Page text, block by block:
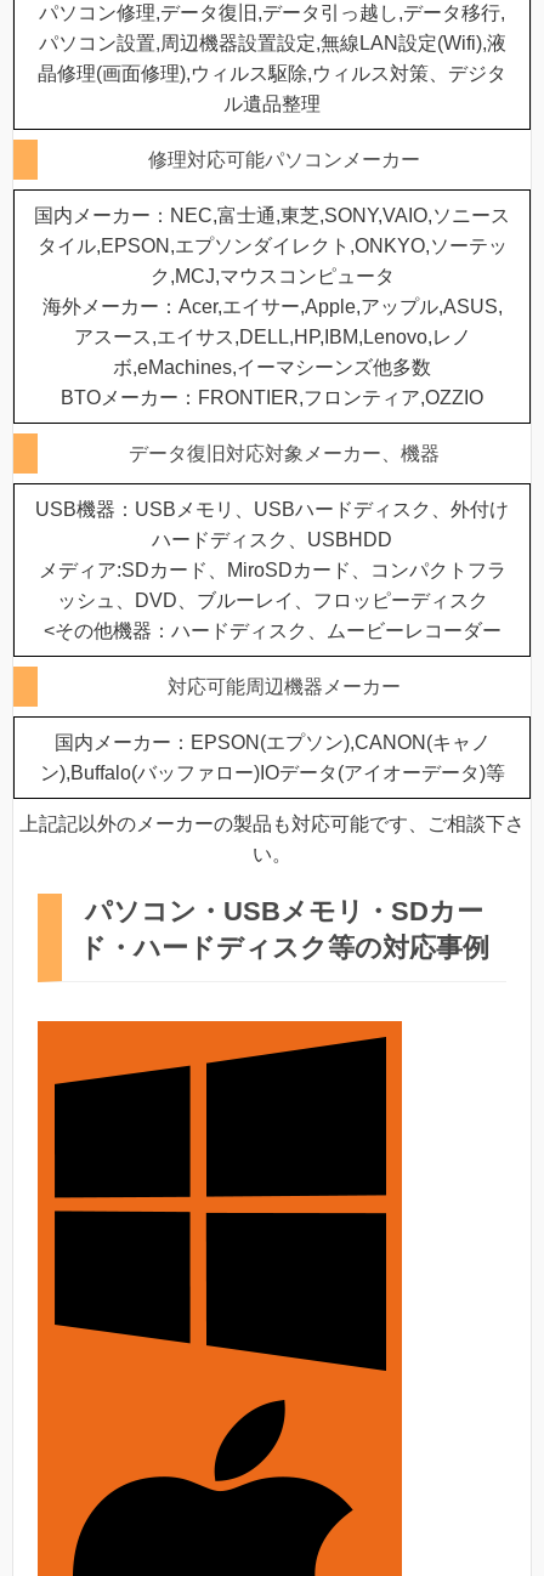
パソコン修理,データ復旧,データ引っ越し,データ移行,
パソコン設置,周辺機器設置設定,無線LAN設定(Wifi),液
晶修理(画面修理),ウィルス駆除,ウィルス対策、デジタ
ル遺品整理
修理対応可能パソコンメーカー
国内メーカー：NEC,富士通,東芝,SONY,VAIO,ソニース
タイル,EPSON,エプソンダイレクト,ONKYO,ソーテッ
ク,MCJ,マウスコンピュータ
海外メーカー：Acer,エイサー,Apple,アップル,ASUS,
アスース,エイサス,DELL,HP,IBM,Lenovo,レノ
ボ,eMachines,イーマシーンズ他多数
BTOメーカー：FRONTIER,フロンティア,OZZIO
データ復旧対応対象メーカー、機器
USB機器：USBメモリ、USBハードディスク、外付け
ハードディスク、USBHDD
メディア:SDカード、MiroSDカード、コンパクトフラ
ッシュ、DVD、ブルーレイ、フロッピーディスク
<その他機器：ハードディスク、ムービーレコーダー
対応可能周辺機器メーカー
国内メーカー：EPSON(エプソン),CANON(キャノ
ン),Buffalo(バッファロー)IOデータ(アイオーデータ)等
上記記以外のメーカーの製品も対応可能です、ご相談下さ
い。
パソコン・USBメモリ・SDカー
ド・ハードディスク等の対応事例